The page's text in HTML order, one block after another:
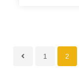
1 2